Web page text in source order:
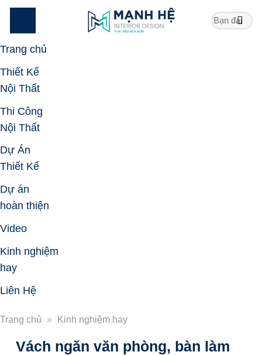
Skip
Trang chủ
Thiết Kế
Nội Thất
Thi Công
Nội Thất
Dự Án
Thiết Kế
Dự án
hoàn thiện
Video
Kinh nghiệm
hay
Liên Hệ
Trang chủ » Kinh nghiệm hay
Vách ngăn văn phòng, bàn làm